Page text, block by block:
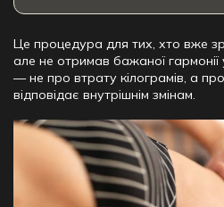
Це процедура для тих, хто вже
але не отримав бажаної гармонії
— не про втрату кілограмів, а
відповідає внутрішнім змінам.